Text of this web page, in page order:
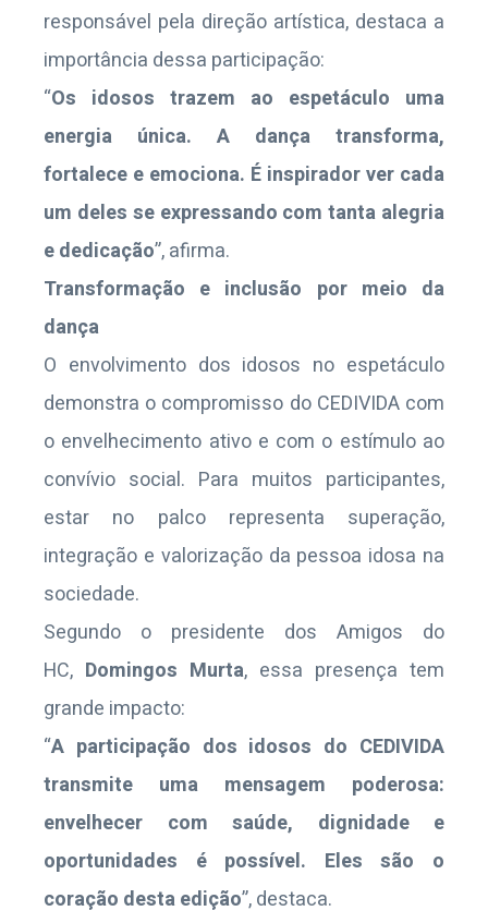
responsável pela direção artística, destaca a
importância dessa participação:
“Os idosos trazem ao espetáculo uma
energia única. A dança transforma,
fortalece e emociona. É inspirador ver cada
um deles se expressando com tanta alegria
e dedicação”, afirma.
Transformação e inclusão por meio da
dança
O envolvimento dos idosos no espetáculo
demonstra o compromisso do CEDIVIDA com
o envelhecimento ativo e com o estímulo ao
convívio social. Para muitos participantes,
estar no palco representa superação,
integração e valorização da pessoa idosa na
sociedade.
Segundo o presidente dos Amigos do
HC, Domingos Murta, essa presença tem
grande impacto:
“A participação dos idosos do CEDIVIDA
transmite uma mensagem poderosa:
envelhecer com saúde, dignidade e
oportunidades é possível. Eles são o
coração desta edição”, destaca.